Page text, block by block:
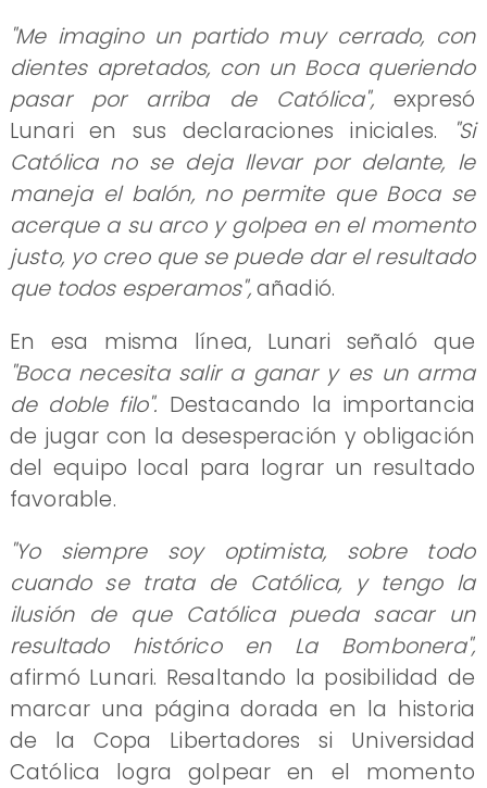
"Me imagino un partido muy cerrado, con
dientes apretados, con un Boca queriendo
pasar por arriba de Católica",expresó
Lunari en sus declaraciones iniciales.
"Si
Católica no se deja llevar por delante, le
maneja el balón, no permite que Boca se
acerque a su arco y golpea en el momento
justo, yo creo que se puede dar el resultado
que todos esperamos",añadió.
En esa misma línea, Lunari señaló que
"Boca necesita salir a ganar y es un arma
de doble filo". Destacando la importancia
de jugar con la desesperación y obligación
del equipo local para lograr un resultado
favorable.
"Yo siempre soy optimista, sobre todo
cuando se trata de Católica, y tengo la
ilusión de que Católica pueda sacar un
resultado histórico en La Bombonera",
afirmó Lunari. Resaltando la posibilidad de
marcar una página dorada en la historia
de la Copa Libertadores si Universidad
Católica logra golpear en el momento